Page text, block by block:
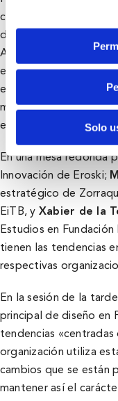
Solo
centró su intervención
de 2022». Entre las
Alayón destacó en el
evolución de la
en las que ya no es
medioambiente, sino
ecosistemas.
En una mesa redonda
Innovación de Eroski;
estratégico de
EiTB, y Xabier de la
Estudios en
tienen las tendencias
respectivas
En la sesión de la
principal de diseño en
tendencias «centradas
organización utiliza
cambios que se están
mantener así el